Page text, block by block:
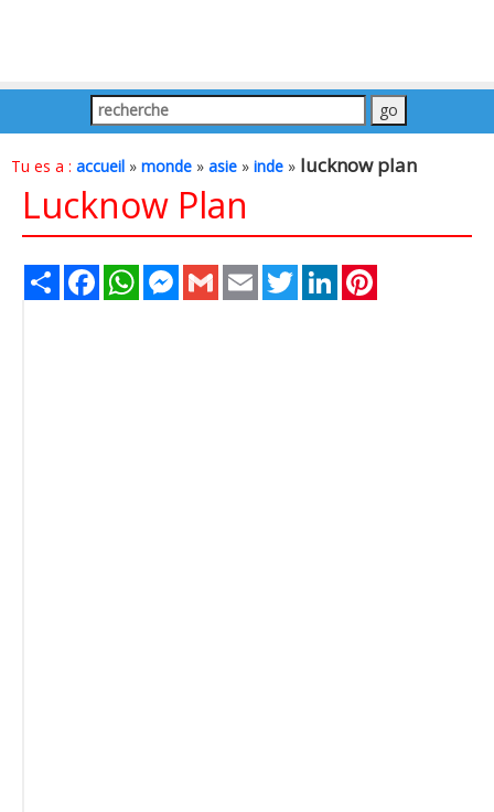
Tu es a : accueil » monde » asie » inde » lucknow plan
Lucknow Plan
Share FacebookWhatsAppMessenger
Gmail Email TwitterLinkedIn